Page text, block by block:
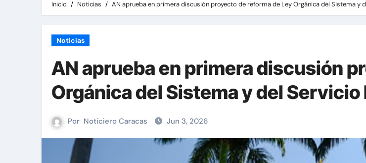
Inicio Noticias AN aprueba en primera discusión proyecto de reforma de Ley Orgánica del Sistema y
Noticias
AN aprueba en primera discusión
Orgánica del Sistema y del
Por Noticiero Caracas Jun 3, 2026